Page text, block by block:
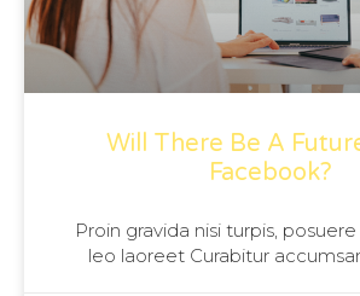
Will There Be A
Facebook?
Proin gravida nisi turpis,
leo laoreet Curabitur